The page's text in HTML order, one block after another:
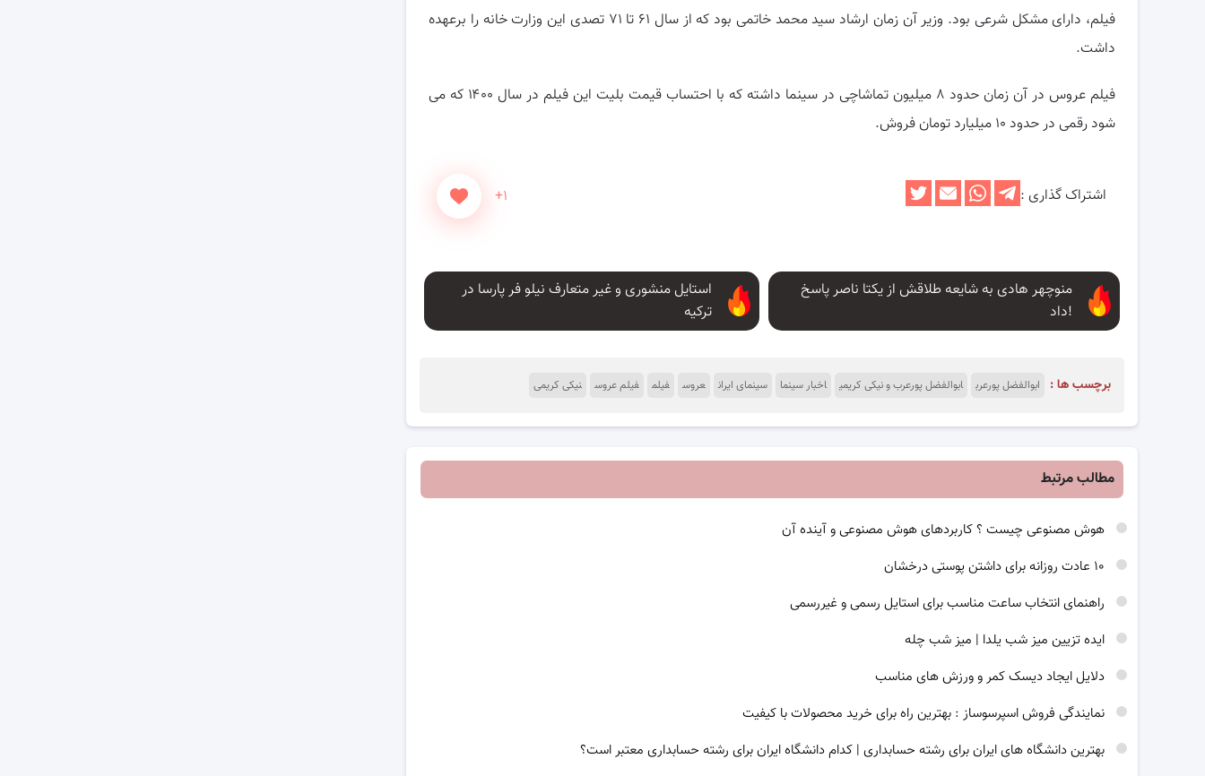
فیلم، دارای مشکل شرعی بود. وزیر آن زمان ارشاد سید محمد خاتمی بود که از سال ۶۱ تا ۷۱ تصدی این وزارت خانه را برعهده
داشت.
فیلم عروس در آن زمان حدود ۸ میلیون تماشاچی در سینما داشته که با احتساب قیمت بلیت این فیلم در سال ۱۴۰۰ که می
شود رقمی در حدود ۱۰ میلیارد تومان فروش.
+۱ اشتراک گذاری :
استایل منشوری و غیر متعارف نیلو فر پارسا در
ترکیه
منوچهر هادی به شایعه طلاقش از یکتا ناصر پاسخ
داد!
برچسب ها : ابوالفضل پورعرب ابوالفضل پورعرب و نیکی کریمی اخبار سینما سینمای ایران عروس فیلم فیلم عروس نیکی کریمی
مطالب مرتبط
هوش مصنوعی چیست ؟ کاربردهای هوش مصنوعی و آینده آن
راهنمای انتخاب ساعت مناسب برای استایل رسمی و غیررسمی
ایده تزیین میز شب یلدا | میز شب چله
دلایل ایجاد دیسک کمر و ورزش های مناسب
نمایندگی فروش اسپرسوساز : بهترین راه برای خرید محصولات با کیفیت
بهترین دانشگاه های ایران برای رشته حسابداری | کدام دانشگاه ایران برای رشته حسابداری معتبر است؟